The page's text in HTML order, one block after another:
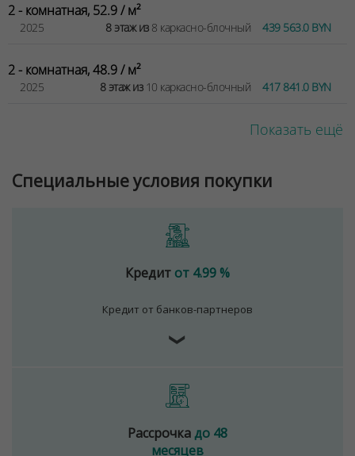
2 - комнатная, 52.9 / м²
2025 8 этаж из8 каркасно-блочный 439 563.0 BYN
2 - комнатная, 48.9 / м²
2025 8 этаж из10 каркасно-блочный 417 841.0 BYN
Показать ещё
Специальные условия покупки
Кредит от 4.99 %
Кредит от банков-партнеров
❯
Рассрочкадо 48
месяцев